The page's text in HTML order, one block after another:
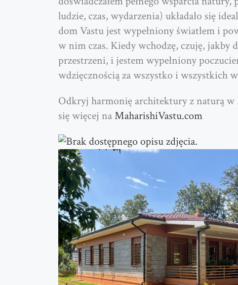
ludzie, czas, wydarzenia) układało się
dom Vastu jest wypełniony światłem i
w nim czas. Kiedy wchodzę, czuję, jakby
przestrzeni, i jestem wypełniony
wdzięcznością za wszystko i wszystkich
Odkryj harmonię architektury z naturą
się więcej naMaharishiVastu.com